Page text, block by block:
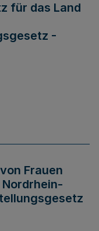
für das Land
-
Frauen